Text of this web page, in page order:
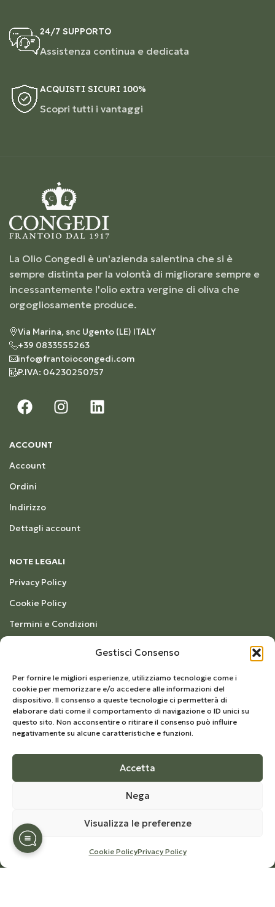
Gestisci Consenso
Per fornire le migliori esperienze, utilizziamo tecnologie come i
cookie per memorizzare e/o accedere alle informazioni del
dispositivo. Il consenso a queste tecnologie ci permetterà di
elaborare dati come il comportamento di navigazione o ID unici su
questo sito. Non acconsentire o ritirare il consenso può influire
negativamente su alcune caratteristiche e funzioni.
Accetta
Nega
Visualizza le preferenze
Cookie PolicyPrivacy Policy
24/7 SUPPORTO
Assistenza continua e dedicata
ACQUISTI SICURI 100%
Scopri tutti i vantaggi
La Olio Congedi è un'azienda salentina che si è
sempre distinta per la volontà di migliorare sempre e
incessantemente l'olio extra vergine di oliva che
orgogliosamente produce.
Via Marina, snc Ugento (LE) ITALY
+39 0833555263
info@frantoiocongedi.com
P.IVA: 04230250757
ACCOUNT
Account
Ordini
Indirizzo
Dettagli account
NOTE LEGALI
Privacy Policy
Cookie Policy
Termini e Condizioni
SU DI NOI
Azienda
La storia
Ciclo produttivo
Congedi,
ricevere notizie e offerte speciali sui prodotti nello